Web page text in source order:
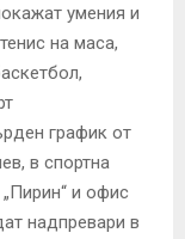
умения и
на маса,
график от
в спортна
и офис
надпревари в